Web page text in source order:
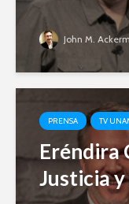
John M.
PRENSA TV
Eréndira
Justicia